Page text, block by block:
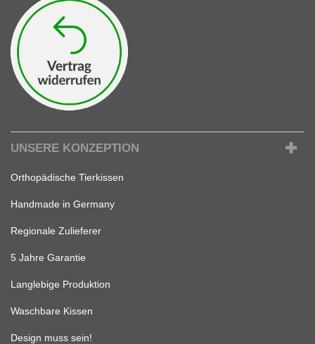
UNSERE KONZEPTION
Orthopädische Tierkissen
Handmade in Germany
Regionale Zulieferer
5 Jahre Garantie
Langlebige Produktion
Waschbare Kissen
Design muss sein!